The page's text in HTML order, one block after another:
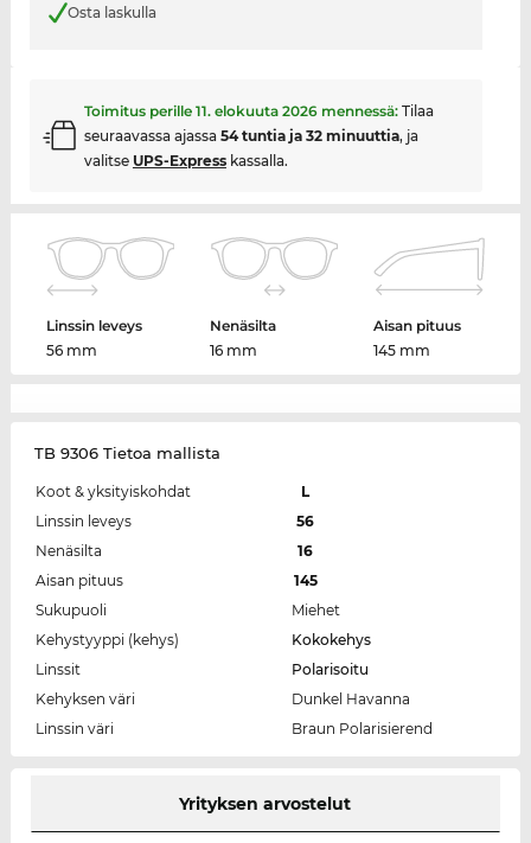
Osta laskulla
Toimitus perille 11. elokuuta 2026mennessä: Tilaa
seuraavassa ajassa 54 tuntia ja 32 minuuttia, ja
valitse UPS-Expresskassalla.
Linssin leveys
56 mm
Nenäsilta
16 mm
Aisan pituus
145 mm
TB 9306 Tietoa mallista
Koot & yksityiskohdat
L
Linssin leveys
56
Nenäsilta
16
Aisan pituus
145
Sukupuoli
Miehet
Kehystyyppi (kehys)
Kokokehys
Linssit
Polarisoitu
Kehyksen väri
Dunkel Havanna
Linssin väri
Braun Polarisierend
Yrityksen arvostelut